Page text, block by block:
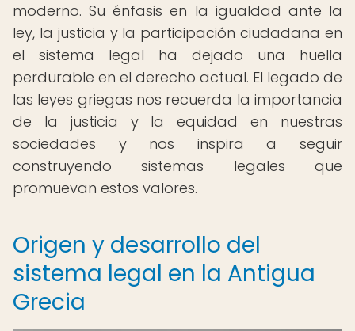
moderno. Su énfasis en la igualdad ante la
ley, la justicia y la participación ciudadana en
el sistema legal ha dejado una huella
perdurable en el derecho actual. El legado de
las leyes griegas nos recuerda la importancia
de la justicia y la equidad en nuestras
sociedades y nos inspira a seguir
construyendo sistemas legales que
promuevan estos valores.
Origen y desarrollo del
sistema legal en la Antigua
Grecia